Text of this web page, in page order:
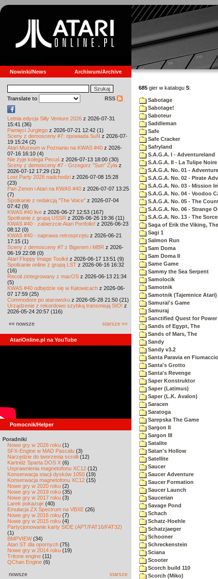
Nowinki/News Archiwum/Archive
Translate to RSS
Letnia edycja Silly Venture 2026 z 2026-07-31
15:41 (36)
Pamięci Jurgiego z 2026-07-21 12:42 (1)
Sceny z demosceny #7: opowiada SuN z 2026-07-
19 15:24 (2)
Atari Muzeum w Poznaniu na KWAS #40 z 2026-
07-16 16:10 (4)
Nie żyje kolega Pecuś z 2026-07-13 18:00 (30)
Sceny z demosceny #7 - Grzegorz "Sun" Żyła z
2026-07-12 17:29 (12)
Lost Party 2026 nadchodzi z 2026-07-08 15:28
(23)
Pan Zenon i Atari na KWAS #40 z 2026-07-07 13:25
(7)
Spotkanie z redakcją "The Voice" z 2026-07-04
07:42 (9)
KWAS #40 live z 2026-06-27 12:53 (167)
Spotkanie z grupą USSR z 2026-06-26 19:36 (11)
KWAS #40 - zabierzcie Atari Portfolio! z 2026-06-23
08:12 (0)
KWAS #40 - naprawa retrosprzętu z 2026-06-21
17:15 (1)
Sceny z demosceny #7 z Bigerem i MBR z 2026-
06-19 22:08 (0)
Atari Floppy Image Toolkit z 2026-06-17 13:51 (9)
Spotkanie online z grupą LST z 2026-06-16 16:32
(16)
Recoil zintegrowany z macOS z 2026-06-13 21:34
(5)
KWAS #40 odbędzie się w Katowicach z 2026-06-
07 17:59 (25)
Commodore po atarowsku z 2026-05-28 21:50 (21)
Urządzenie z rekordowo szybką transmisją SIO! z
2026-05-24 20:57 (116)
«« nowsze starsze »»
AtariOnline.pl na YouTube
Pomocnik/Helper
Poradniki
Nowe gry w 2026 roku (1)
SFX-Engine w MAD Pascalu (3)
Narzędzie do tworzenia scrolli (12)
Kartridż Sparta DOS X (6)
Usprawnienia magnetofonu XC12 (12)
Konserwacja stacji dysków 1050 (19)
Konserwacja magnetofonu XC12 (15)
Nowe gry w 2020 roku (2)
Nowe gry w 2019 roku (35)
Nowe gry w 2017 roku (3)
Larek pokazuje (40)
Emulacja ZX Spectrum na VBXE (26)
Nowe gry w 2016 roku (7)
Nowe gry w 2015 roku (4)
Partycjonowanie karty SIDE (APT/FAT16/FAT32)
(1)
BMPVIEW(34)
Atari ST dla opornych (75)
Nowe gry w 2014 roku (19)
Tritone engine (11)
QChan Engine (6)
nowsze starsze
685 gier w katalogu S:
Sabotage
Sabotage!
Saboteur
Saddleman
Safe
Safe Cracker
Safryland
S.A.G.A. I - Adventureland
S.A.G.A. II - La Tulipe Noire
S.A.G.A. No. 01 -
S.A.G.A. No. 02 - Pirate
S.A.G.A. No. 03 - Mission
S.A.G.A. No. 04 - Voodoo
S.A.G.A. No. 05 - The
S.A.G.A. No. 06 - Strange
S.A.G.A. No. 13 - The
Saga of Erik the Viking, The
Sagi 1
Salmon Run
Sam Doma
Sam Doma II
Same Game
Sammy the Sea Serpent
Samolocik
Samotnik
Samotnik (Tajemnice Atari)
Samurai's Game
Samuraj
Sanctified Quest for Power
Sands of Egypt, The
Sands of Mars, The
Sandy
Sandy v3.2
Santa Paravia en Fiumaccio
Santa's Grotto
Santa's Revenge
Saper Konstruktor
Saper (Latimus)
Saper (L.K. Avalon)
Saracen
Saratoga
Sarepska The Game
Sargon II
Sargon III
Satalite
Satan's Hollow
Satellite
Saucer
Saucer Adventure
Saucer Formation
Saucer Launch
Saucerian
Savage Pond
Schach
Schatz-Hoehle
Schatzjaeger
Schooner
Schreckenstein
Sciana
Scooter
Scorch build 110
Scorch (Miko)